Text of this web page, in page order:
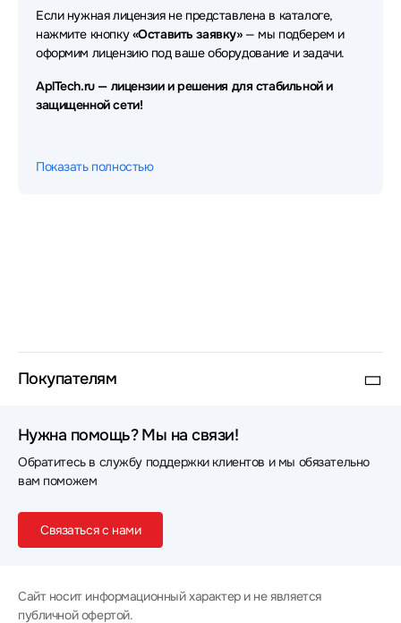
Если нужная лицензия не представлена в каталоге,
нажмите кнопку«Оставить заявку»— мы подберем и
оформим лицензию под ваше оборудование и задачи.
AplTech.ru — лицензии и решения для стабильной и
защищенной сети!
Показать полностью
Покупателям
Нужна помощь? Мы на связи!
Обратитесь в службу поддержки клиентов и мы обязательно
вам поможем
Связаться с нами
Сайт носит информационный характер и не является
публичной офертой.